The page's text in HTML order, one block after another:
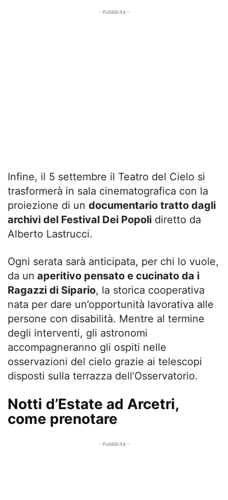
- Pubblicità -
Infine, il 5 settembre il Teatro del Cielo si
trasformerà in sala cinematografica con la
proiezione di un documentario tratto dagli
archivi del Festival Dei Popoli diretto da
Alberto Lastrucci.
Ogni serata sarà anticipata, per chi lo vuole,
da un aperitivo pensato e cucinato da i
Ragazzi di Sipario, la storica cooperativa
nata per dare un’opportunità lavorativa alle
persone con disabilità. Mentre al termine
degli interventi, gli astronomi
accompagneranno gli ospiti nelle
osservazioni del cielo grazie ai telescopi
disposti sulla terrazza dell’Osservatorio.
Notti d’Estate ad Arcetri,
come prenotare
- Pubblicità -